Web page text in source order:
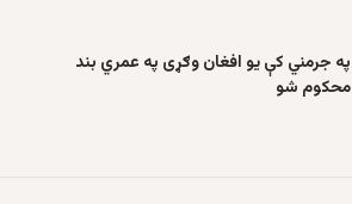
په جرمني کې یو افغان وګړی په عمري بند
محکوم شو